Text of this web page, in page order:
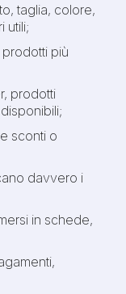
taglia, colore,
utili;
più
prodotti
sconti o
davvero i
in schede,